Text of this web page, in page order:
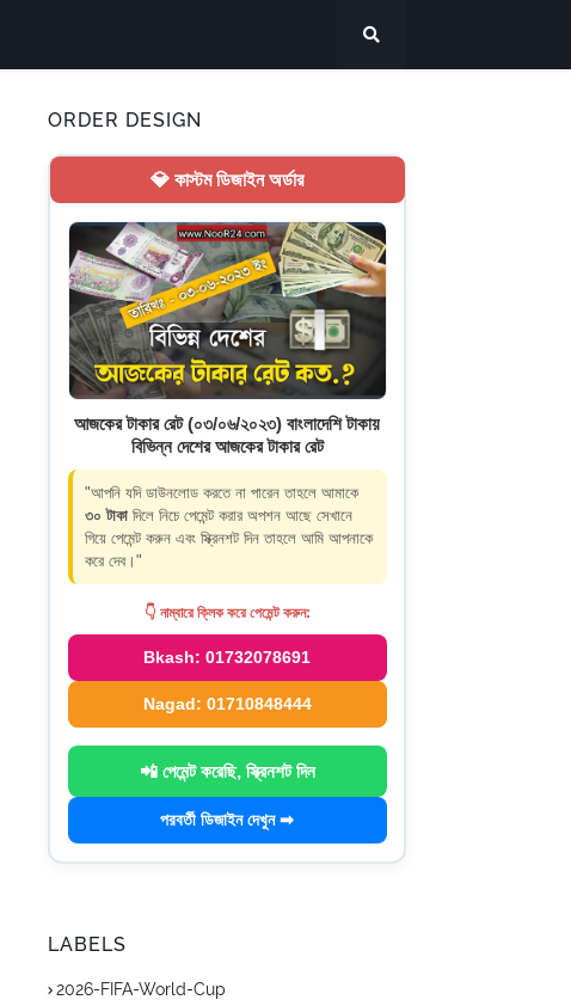
ORDER DESIGN
💎 কাস্টম ডিজাইন অর্ডার
আজকের টাকার রেট (০৩/০৬/২০২৩) বাংলাদেশি টাকায়
বিভিন্ন দেশের আজকের টাকার রেট
"আপনি যদি ডাউনলোড করতে না পারেন তাহলে আমাকে
৩০ টাকাদিলে নিচে পেমেন্ট করার অপশন আছে সেখানে
গিয়ে পেমেন্ট করুন এবং স্ক্রিনশট দিন তাহলে আমি আপনাকে
করে দেব।"
👇 নাম্বারে ক্লিক করে পেমেন্ট করুন:
Bkash: 01732078691
Nagad: 01710848444
📲 পেমেন্ট করেছি, স্ক্রিনশট দিন
পরবর্তী ডিজাইন দেখুন ➡
LABELS
2026-FIFA-World-Cup